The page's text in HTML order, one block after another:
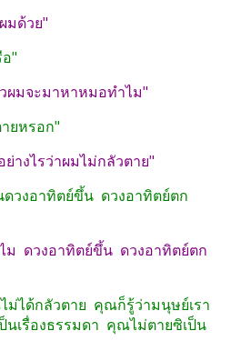
ด้วย"
"
ผมจะมาหาหมอทำไม"
ยหรอก"
างไรว่าผมไม่กลัวตาย"
วงอาทิตย์ขึ้น  ดวงอาทิตย์ตก
ม  ดวงอาทิตย์ขึ้น  ดวงอาทิตย์ตก
ม่ได้กลัวตาย  คุณก็รู้ว่ามนุษย์เรา
นเรื่องธรรมดา  คุณไม่ตายซิเป็น